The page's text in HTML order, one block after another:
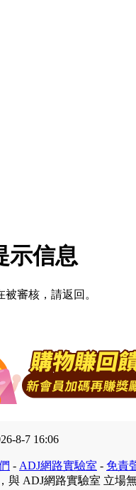
示信息
審核，請返回。
8-7 16:06
- ADJ網路實驗室 - 免責
與 ADJ網路實驗室 立場